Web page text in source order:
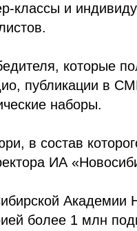
классы и
которые
публикации в
наборы.
в состав
ИА
Академии
более 1 млн